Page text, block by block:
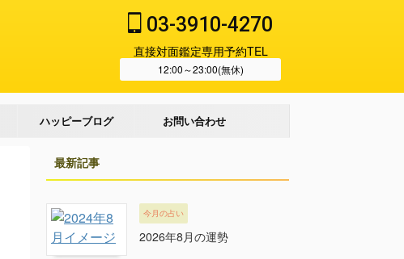
03-3910-4270
直接対面鑑定専用予約TEL
12:00～23:00(無休)
ハッピーブログ お問い合わせ
最新記事
今月の占い
2026年8月の運勢